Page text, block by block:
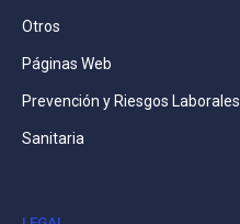
Otros
Páginas Web
Prevención y Riesgos Laborales
Sanitaria